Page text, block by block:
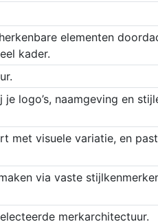
elementen
kader.
logo’s, naamgeving en
met visuele variatie, en
via vaste
merkarchitectuur.